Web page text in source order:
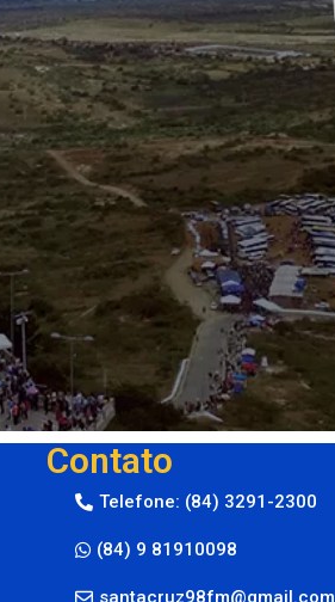
Contato
Telefone: (84) 3291-2300
(84) 9 81910098
santacruz98fm@gmail.com